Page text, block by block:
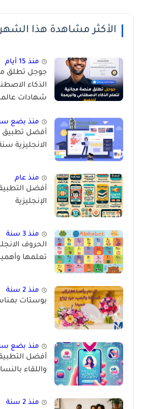
الأكثر مشاهدة هذا
منذ 15 أيام
جوجل تطلق
الذكاء
شهادات
منذ بضع
أفضل تطبيق
الانجليزية سنة
منذ عام
أفضل
الإنجليزية
منذ 3 سنة
الحروف
تعلمها
منذ 2 سنة
بوستات
منذ بضع
أفضل
واللقاء
منذ 2 سنة